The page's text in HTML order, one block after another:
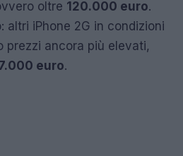
oltre 120.000 euro.
altri iPhone 2G in condizioni
prezzi ancora più elevati,
euro.